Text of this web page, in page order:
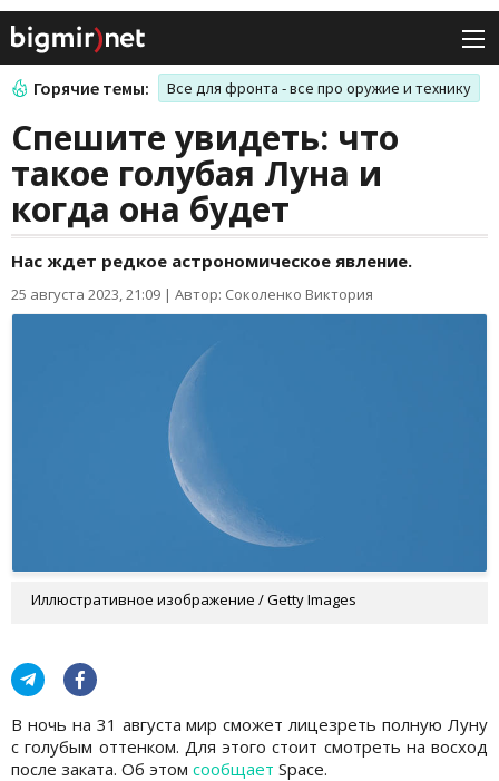
Горячие темы: Все для фронта - все про оружие и технику
Спешите увидеть: что
такое голубая Луна и
когда она будет
Нас ждет редкое астрономическое явление.
25 августа 2023, 21:09 | Автор: Соколенко Виктория
Иллюстративное изображение / Getty Images
В ночь на 31 августа мир сможет лицезреть полную Луну
с голубым оттенком. Для этого стоит смотреть на восход
после заката. Об этом сообщает Space.